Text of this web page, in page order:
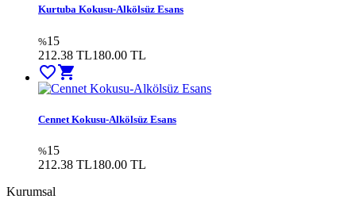
Kurtuba Kokusu-Alkölsüz Esans
%15
212.38 TL180.00 TL
favorite_bordershopping_cart
Cennet Kokusu-Alkölsüz Esans
%15
212.38 TL180.00 TL
Kurumsal